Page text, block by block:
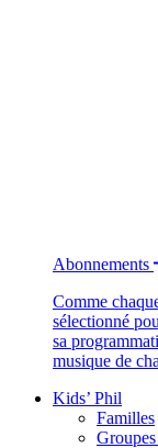
Abonnements
Comme
sélectionné
sa
musique de
Kids’ Phil
Familles